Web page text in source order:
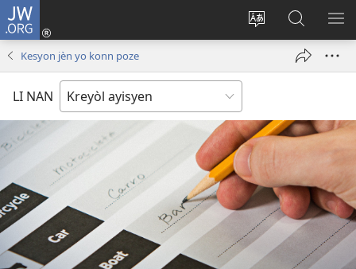
JW.ORG
Chanje
Konekte
(opens
Fè
rechèch
sou
Kesyon jèn yo konn poze
LI NAN